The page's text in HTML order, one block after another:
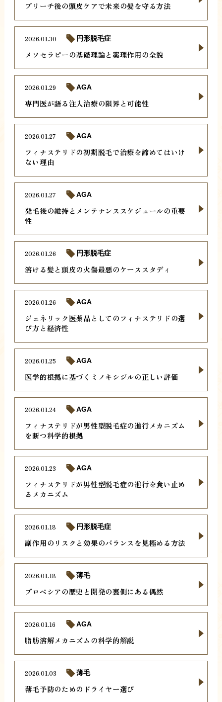
ブリーチ後の頭皮ケアで未来の髪を守る方法
メソセラピーの基礎理論と薬理作用の全貌
2026.01.30 円形脱毛症
専門医が語る注入治療の限界と可能性
2026.01.29 AGA
フィナステリドの初期脱毛で治療を諦めてはいけ
ない理由
2026.01.27 AGA
発毛後の維持とメンテナンススケジュールの重要
性
2026.01.27 AGA
溶ける髪と頭皮の火傷最悪のケーススタディ
2026.01.26 円形脱毛症
ジェネリック医薬品としてのフィナステリドの選
び方と経済性
2026.01.26 AGA
医学的根拠に基づくミノキシジルの正しい評価
2026.01.25 AGA
フィナステリドが男性型脱毛症の進行メカニズム
を断つ科学的根拠
2026.01.24 AGA
フィナステリドが男性型脱毛症の進行を食い止め
るメカニズム
2026.01.23 AGA
副作用のリスクと効果のバランスを見極める方法
2026.01.18 円形脱毛症
プロペシアの歴史と開発の裏側にある偶然
2026.01.18 薄毛
脂肪溶解メカニズムの科学的解説
2026.01.16 AGA
薄毛予防のためのドライヤー選び
2026.01.03 薄毛